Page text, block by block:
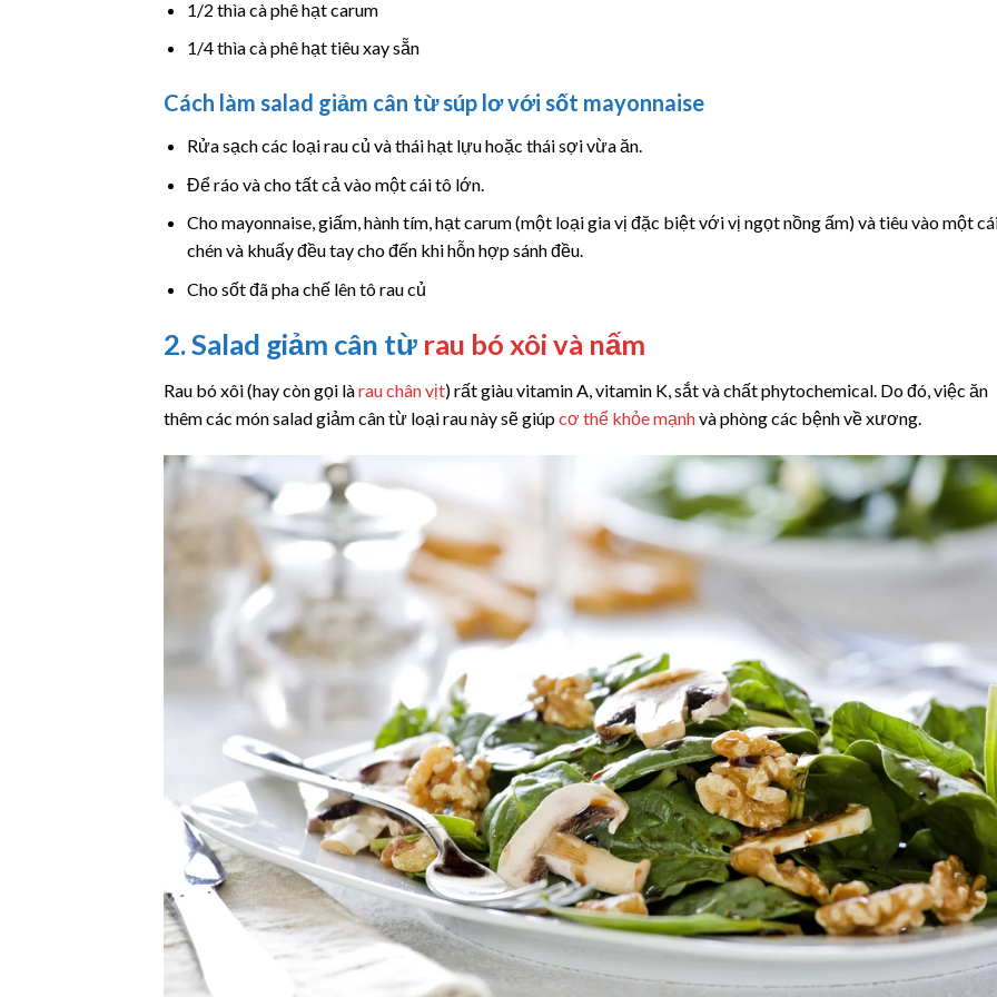
1/2 thìa cà phê hạt carum
1/4 thìa cà phê hạt tiêu xay sẵn
Cách làm salad giảm cân từ súp lơ với sốt mayonnaise
Rửa sạch các loại rau củ và thái hạt lựu hoặc thái sợi vừa ăn.
Để ráo và cho tất cả vào một cái tô lớn.
Cho mayonnaise, giấm, hành tím, hạt carum (một loại gia vị đặc biệt với vị ngọt nồng ấm) và tiêu vào một
chén và khuấy đều tay cho đến khi hỗn hợp sánh đều.
Cho sốt đã pha chế lên tô rau củ
2. Salad giảm cân từ rau bó xôi và nấm
Rau bó xôi (hay còn gọi làrau chân vịt) rất giàu vitamin A, vitamin K, sắt và chất phytochemical. Do đó, việc ăn
thêm các món salad giảm cân từ loại rau này sẽ giúpcơ thể khỏe mạnhvà phòng các bệnh về xương.